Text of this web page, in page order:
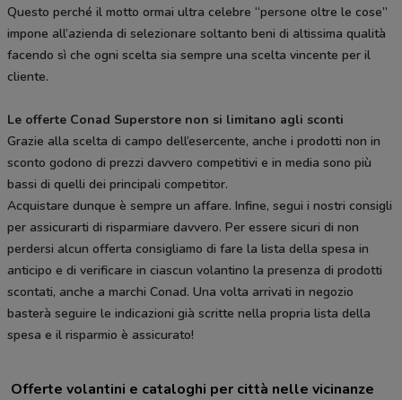
Questo perché il motto ormai ultra celebre “persone oltre le cose”
impone all’azienda di selezionare soltanto beni di altissima qualità
facendo sì che ogni scelta sia sempre una scelta vincente per il
cliente.
Le offerte Conad Superstore non si limitano agli sconti
Grazie alla scelta di campo dell’esercente, anche i prodotti non in
sconto godono di prezzi davvero competitivi e in media sono più
bassi di quelli dei principali competitor.
Acquistare dunque è sempre un affare. Infine, segui i nostri consigli
per assicurarti di risparmiare davvero. Per essere sicuri di non
perdersi alcun offerta consigliamo di fare la lista della spesa in
anticipo e di verificare in ciascun volantino la presenza di prodotti
scontati, anche a marchi Conad. Una volta arrivati in negozio
basterà seguire le indicazioni già scritte nella propria lista della
spesa e il risparmio è assicurato!
Offerte volantini e cataloghi per città nelle vicinanze